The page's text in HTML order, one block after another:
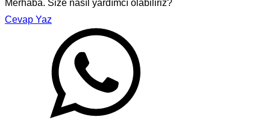
Merhaba. Size nasıl yardımcı olabiliriz?
Cevap Yaz